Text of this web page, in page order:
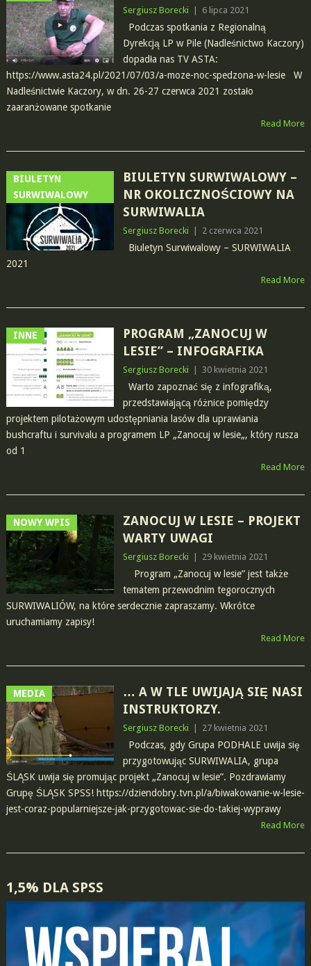
Sergiusz Borecki 6 lipca 2021
Podczas spotkania z Regionalną
Dyrekcją LP w Pile (Nadleśnictwo Kaczory)
dopadła nas TV ASTA:
https://www.asta24.pl/2021/07/03/a-moze-noc-spedzona-w-lesie W
Nadleśnictwie Kaczory, w dn. 26-27 czerwca 2021 zostało
zaaranżowane spotkanie
Read More
BIULETYN
SURWIWALOWY
BIULETYN SURWIWALOWY –
NR OKOLICZNOŚCIOWY NA
SURWIWALIA
Sergiusz Borecki 2 czerwca 2021
Biuletyn Surwiwalowy – SURWIWALIA
2021
Read More
INNE
PROGRAM „ZANOCUJ W
LESIE” – INFOGRAFIKA
Sergiusz Borecki 30 kwietnia 2021
Warto zapoznać się z infografiką,
przedstawiającą różnice pomiędzy
projektem pilotażowym udostępniania lasów dla uprawiania
bushcraftu i survivalu a programem LP „Zanocuj w lesie„, który rusza
od 1
Read More
NOWY WPIS
ZANOCUJ W LESIE – PROJEKT
WARTY UWAGI
Sergiusz Borecki 29 kwietnia 2021
Program „Zanocuj w lesie” jest także
tematem przewodnim tegorocznych
SURWIWALIÓW, na które serdecznie zapraszamy. Wkrótce
uruchamiamy zapisy!
Read More
MEDIA
… A W TLE UWIJAJĄ SIĘ NASI
INSTRUKTORZY.
Sergiusz Borecki 27 kwietnia 2021
Podczas, gdy Grupa PODHALE uwija się
przygotowując SURWIWALIA, grupa
ŚLĄSK uwija się promując projekt „Zanocuj w lesie”. Pozdrawiamy
Grupę ŚLĄSK SPSS! https://dziendobry.tvn.pl/a/biwakowanie-w-lesie-
jest-coraz-popularniejsze-jak-przygotowac-sie-do-takiej-wyprawy
Read More
POSTS
NAVIGATION
1,5% DLA SPSS